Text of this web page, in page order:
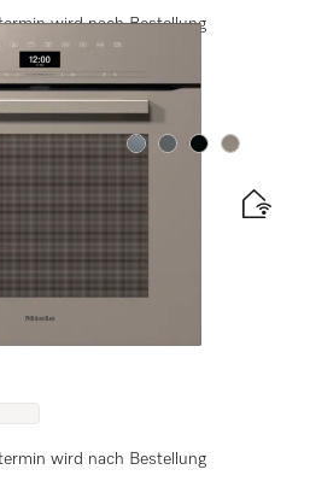
wird nach Bestellung
Farbe:Farbe:Farbe:Farbe:
Design mit LED-
wird nach Bestellung